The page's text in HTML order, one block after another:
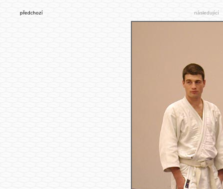
předchozí následující